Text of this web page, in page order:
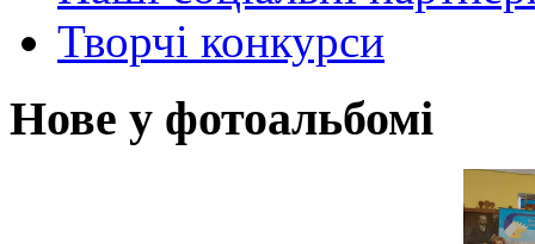
Творчі конкурси
Нове у фотоальбомі